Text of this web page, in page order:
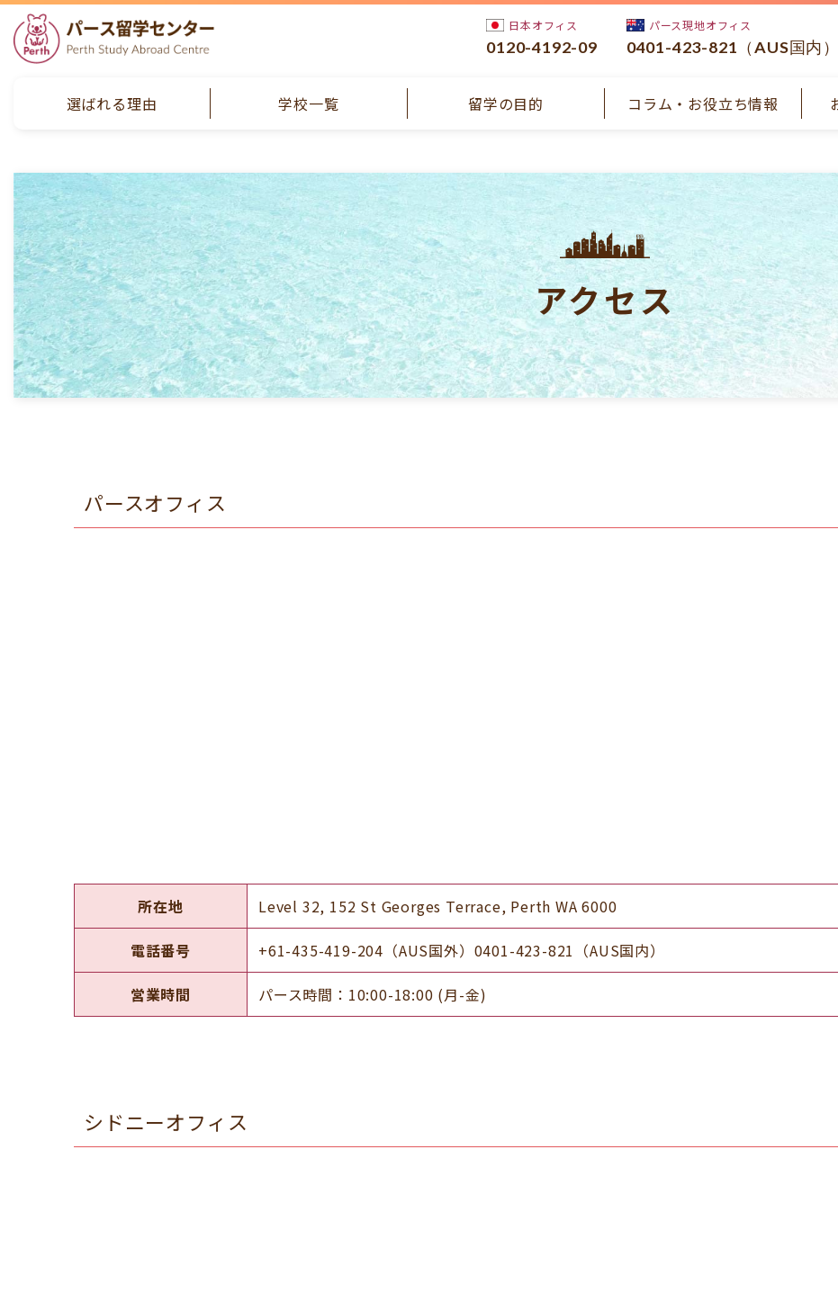
日本オフィス
0120-4192-09
パース現地オフィス
0401-423-821（AUS国内）
選ばれる理由 学校一覧 留学の目的 コラム・お役立ち情報
アクセス
パースオフィス
所在地 Level 32, 152 St Georges Terrace, Perth WA 6000
電話番号 +61-435-419-204（AUS国外）0401-423-821（AUS国内）
営業時間 パース時間：10:00-18:00 (月-金)
シドニーオフィス